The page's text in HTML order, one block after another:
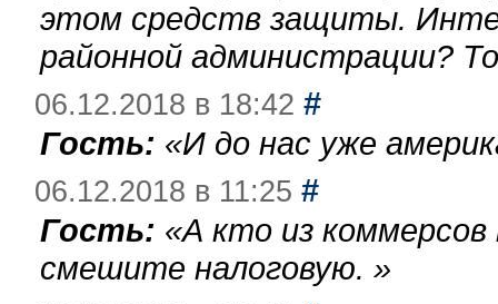
этом средств защиты.
районной администрации?
06.12.2018 в 18:42 #
Гость: «И до нас уже
06.12.2018 в 11:25 #
Гость: «А кто из
смешите налоговую. »